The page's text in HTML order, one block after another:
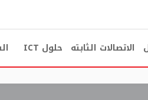
الاتصالات الثابته حلول ICT